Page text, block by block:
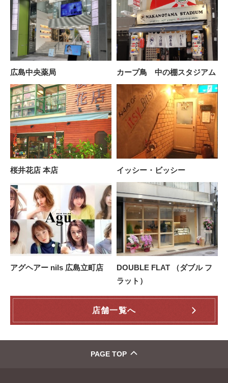
広島中央薬局 カープ鳥 中の棚スタジアム
桜井花店 本店 イッシー・ビッシー
アグヘアー nils 広島立町店
DOUBLE FLAT （ダブル フ
ラット）
店舗一覧へ
PAGE TOP